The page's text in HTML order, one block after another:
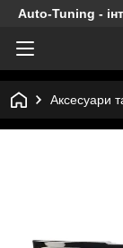
Auto-Tuning -
Аксесуари